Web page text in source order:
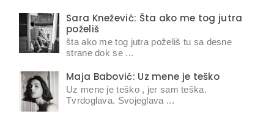
Sara Knežević: Šta ako me tog jutra
poželiš
šta ako me tog jutra poželiš tu sa desne
strane dok se ...
Maja Babović: Uz mene je teško
Uz mene je teško , jer sam teška.
Tvrdoglava. Svojeglava ...